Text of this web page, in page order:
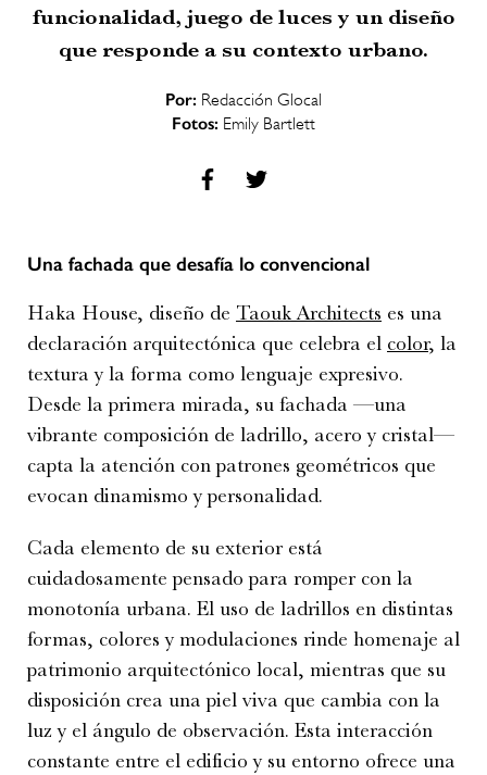
funcionalidad, juego de luces y un diseño
que responde a su contexto urbano.
Por: Redacción Glocal
Fotos: Emily Bartlett
Una fachada que desafía lo convencional
Haka House, diseño de Taouk Architects es una
declaración arquitectónica que celebra el color, la
textura y la forma como lenguaje expresivo.
Desde la primera mirada, su fachada —una
vibrante composición de ladrillo, acero y cristal—
capta la atención con patrones geométricos que
evocan dinamismo y personalidad.
Cada elemento de su exterior está
cuidadosamente pensado para romper con la
monotonía urbana. El uso de ladrillos en distintas
formas, colores y modulaciones rinde homenaje al
patrimonio arquitectónico local, mientras que su
disposición crea una piel viva que cambia con la
luz y el ángulo de observación. Esta interacción
constante entre el edificio y su entorno ofrece una